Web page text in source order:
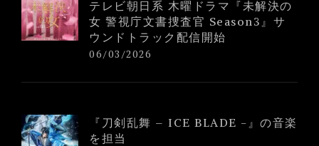
テレビ朝日系 木曜ドラマ『未解決の
女 警視庁文書捜査官 Season3』サ
ウンドトラック配信開始
06/03/2026
『刀剣乱舞 – ICE BLADE -』の音楽
を担当